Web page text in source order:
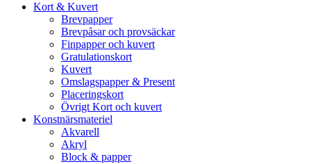
Kort & Kuvert
Brevpapper
Brevpåsar och provsäckar
Finpapper och kuvert
Gratulationskort
Kuvert
Omslagspapper & Present
Placeringskort
Övrigt Kort och kuvert
Konstnärsmateriel
Akvarell
Akryl
Block & papper